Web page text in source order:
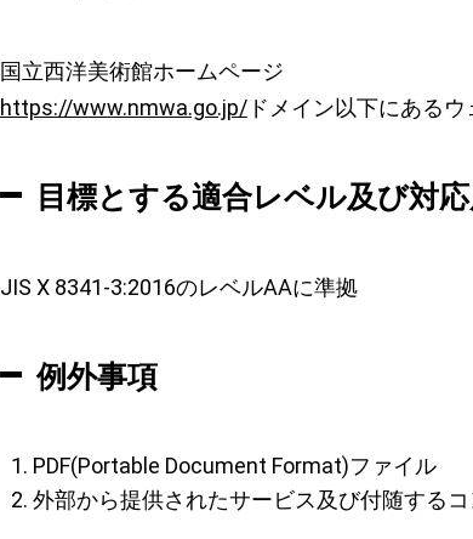
国立西洋美術館ホームページ
https://www.nmwa.go.jp/ドメイン以下にあるウ
目標とする適合レベル及び対
JIS X 8341-3:2016のレベルAAに準拠
例外事項
PDF(Portable Document Format)ファイル
外部から提供されたサービス及び付随する